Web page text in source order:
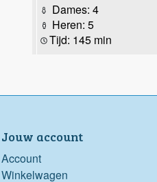
Dames: 4
Heren: 5
Tijd: 145 min
Jouw account
Account
Winkelwagen